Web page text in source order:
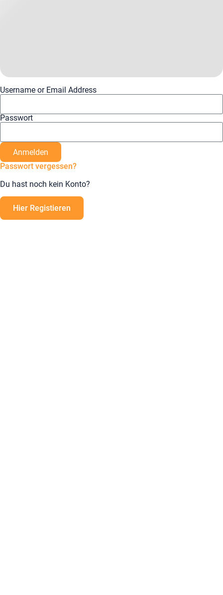
Username or Email Address
Passwort
Anmelden
Passwort vergessen?
Du hast noch kein Konto?
Hier Registieren